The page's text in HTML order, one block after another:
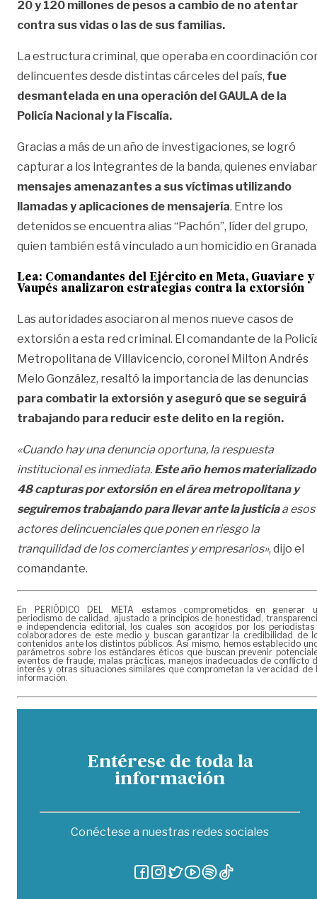
20 y 120 millones de pesos a cambio de no atentar
contra sus vidas o las de sus familias.
La estructura criminal, que operaba en coordinación
delincuentes desde distintas cárceles del país, fue
desmantelada en una operación del GAULA de la
Policía Nacional y la Fiscalía.
Gracias a más de un año de investigaciones, se logró
capturar a los integrantes de la banda, quienes
mensajes amenazantes a sus víctimas utilizando
llamadas y aplicaciones de mensajería. Entre los
detenidos se encuentra alias “Pachón”, líder del grupo,
quien también está vinculado a un homicidio en
Lea: Comandantes del Ejército en Meta, Guaviare y
Vaupés analizaron estrategias contra la extorsión
Las autoridades asociaron al menos nueve casos de
extorsión a esta red criminal. El comandante de la
Metropolitana de Villavicencio, coronel Milton Andrés
Melo González, resaltó la importancia de las denuncias
para combatir la extorsión y aseguró que se seguirá
trabajando para reducir este delito en la región.
«Cuando hay una denuncia oportuna, la respuesta
institucional es inmediata. Este año hemos materializado
48 capturas por extorsión en el área metropolitana y
seguiremos trabajando para llevar ante la justiciaa esos
actores delincuenciales que ponen en riesgo la
tranquilidad de los comerciantes y empresarios», dijo el
comandante.
En PERIÓDICO DEL META estamos comprometidos en generar
periodismo de calidad, ajustado a principios de honestidad,
e independencia editorial, los cuales son acogidos por los periodistas
colaboradores de este medio y buscan garantizar la credibilidad de
contenidos ante los distintos públicos. Así mismo, hemos establecido
parámetros sobre los estándares éticos que buscan prevenir
eventos de fraude, malas prácticas, manejos inadecuados de conflicto
interés y otras situaciones similares que comprometan la veracidad de
información.
Entérese de toda la
información
Conéctese a nuestras redes sociales